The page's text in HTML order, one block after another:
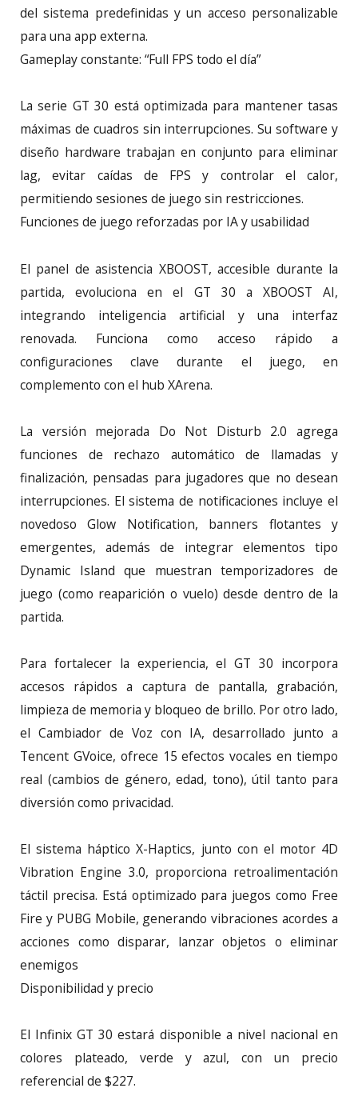
del sistema predefinidas y un acceso personalizable
para una app externa.
Gameplay constante: “Full FPS todo el día”
La serie GT 30 está optimizada para mantener tasas
máximas de cuadros sin interrupciones. Su software y
diseño hardware trabajan en conjunto para eliminar
lag, evitar caídas de FPS y controlar el calor,
permitiendo sesiones de juego sin restricciones.
Funciones de juego reforzadas por IA y usabilidad
El panel de asistencia XBOOST, accesible durante la
partida, evoluciona en el GT 30 a XBOOST AI,
integrando inteligencia artificial y una interfaz
renovada. Funciona como acceso rápido a
configuraciones clave durante el juego, en
complemento con el hub XArena.
La versión mejorada Do Not Disturb 2.0 agrega
funciones de rechazo automático de llamadas y
finalización, pensadas para jugadores que no desean
interrupciones. El sistema de notificaciones incluye el
novedoso Glow Notification, banners flotantes y
emergentes, además de integrar elementos tipo
Dynamic Island que muestran temporizadores de
juego (como reaparición o vuelo) desde dentro de la
partida.
Para fortalecer la experiencia, el GT 30 incorpora
accesos rápidos a captura de pantalla, grabación,
limpieza de memoria y bloqueo de brillo. Por otro lado,
el Cambiador de Voz con IA, desarrollado junto a
Tencent GVoice, ofrece 15 efectos vocales en tiempo
real (cambios de género, edad, tono), útil tanto para
diversión como privacidad.
El sistema háptico X-Haptics, junto con el motor 4D
Vibration Engine 3.0, proporciona retroalimentación
táctil precisa. Está optimizado para juegos como Free
Fire y PUBG Mobile, generando vibraciones acordes a
acciones como disparar, lanzar objetos o eliminar
enemigos
Disponibilidad y precio
El Infinix GT 30 estará disponible a nivel nacional en
colores plateado, verde y azul, con un precio
referencial de $227.